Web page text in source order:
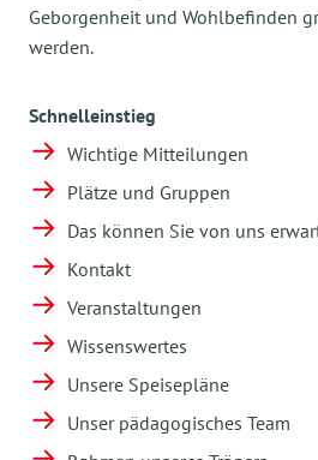
Geborgenheit und Wohlbefinden
werden.
Schnelleinstieg
Wichtige Mitteilungen
Plätze und Gruppen
Das können Sie von uns
Kontakt
Veranstaltungen
Wissenswertes
Unsere Speisepläne
Unser pädagogisches Team